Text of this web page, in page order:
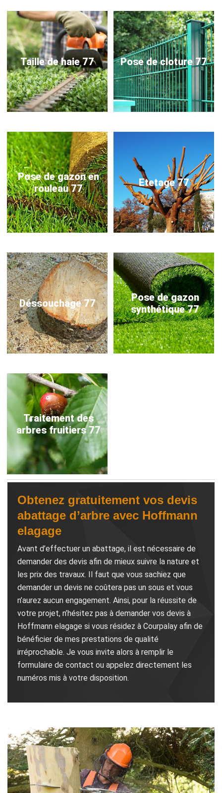
Taille de haie 77 Pose de cloture 77
Pose de gazon en
rouleau 77
Etetage 77
Déssouchage 77
Pose de gazon
synthétique 77
Traitement des
arbres fruitiers 77
Obtenez gratuitement vos devis
abattage d’arbre avec Hoffmann
elagage
Avant d’effectuer un abattage, il est nécessaire de
demander des devis afin de mieux suivre la nature et
les prix des travaux. Il faut que vous sachiez que
demander un devis ne coûtera pas un sous et vous
n’aurez aucun engagement. Ainsi, pour la réussite de
votre projet, n’hésitez pas à demander vos devis à
Hoffmann elagage si vous résidez à Courpalay afin de
bénéficier de mes prestations de qualité
irréprochable. Je vous invite alors à remplir le
formulaire de contact ou appelez directement les
numéros mis à votre disposition.